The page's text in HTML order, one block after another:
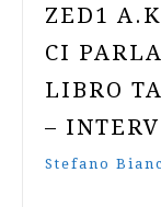
ZED1
CI
LIBRO
–
Stefano